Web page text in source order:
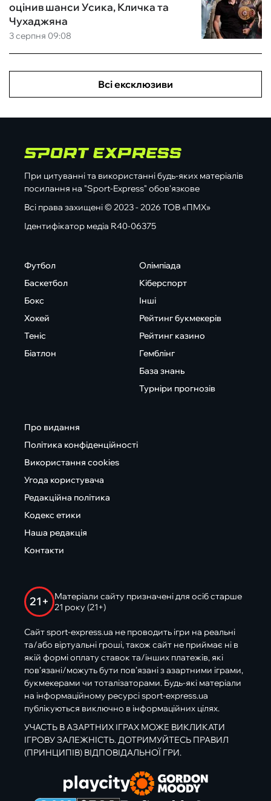
3 серпня 09:08
оцінив шанси Усика, Кличка та
Чухаджяна
Всі ексклюзиви
При цитуванні та використанні будь-яких матеріалів
посилання на "Sport-Express" обов'язкове
Всі права захищені © 2023 - 2026 ТОВ «ПМХ»
Ідентифікатор медіа R40-06375
Футбол
Баскетбол
Бокс
Хокей
Теніс
Біатлон
Олімпіада
Кіберспорт
Інші
Рейтинг букмекерів
Рейтинг казино
Гемблінг
База знань
Турніри прогнозів
Про видання
Політика конфіденційності
Використання cookies
Угода користувача
Редакційна політика
Кодекс етики
Наша редакція
Контакти
21+
Матеріали сайту призначені для осіб старше
21 року (21+)
Сайт sport-express.ua не проводить ігри на реальні
та/або віртуальні гроші, також сайт не приймає ні в
якій формі оплату ставок та/інших платежів, які
пов’язані/можуть бути пов’язані з азартними іграми,
букмекерами чи тоталізаторами. Будь-які матеріали
на інформаційному ресурсі sport-express.ua
публікуються виключно в інформаційних цілях.
УЧАСТЬ В АЗАРТНИХ ІГРАХ МОЖЕ ВИКЛИКАТИ
ІГРОВУ ЗАЛЕЖНІСТЬ. ДОТРИМУЙТЕСЬ ПРАВИЛ
(ПРИНЦИПІВ) ВІДПОВІДАЛЬНОЇ ГРИ.